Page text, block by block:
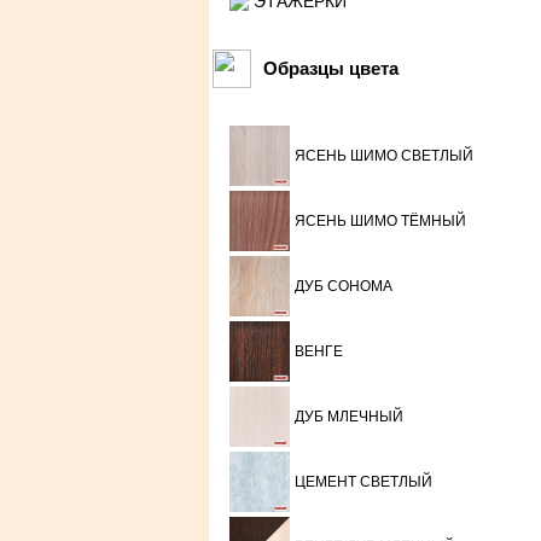
Образцы цвета
ЯСЕНЬ ШИМО СВЕТЛЫЙ
ЯСЕНЬ ШИМО ТЁМНЫЙ
ДУБ СОНОМА
ВЕНГЕ
ДУБ МЛЕЧНЫЙ
ЦЕМЕНТ СВЕТЛЫЙ